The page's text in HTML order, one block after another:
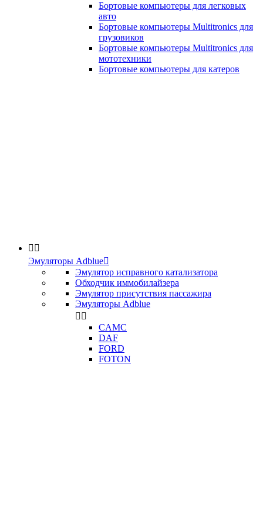
Бортовые компьютеры для легковых
авто
Бортовые компьютеры Multitronics для
грузовиков
Бортовые компьютеры Multitronics для
мототехники
Бортовые компьютеры для катеров
 
Эмуляторы Adblue
Эмулятор исправного катализатора
Обходчик иммобилайзера
Эмулятор присутствия пассажира
Эмуляторы Adblue
 
CAMC
DAF
FORD
FOTON